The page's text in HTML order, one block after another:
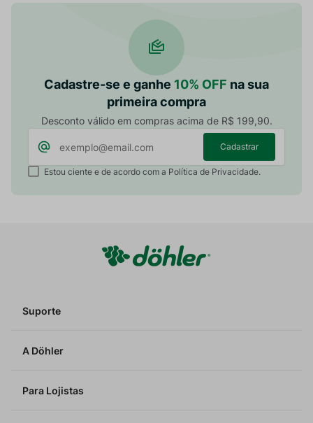
Cadastre-se e ganhe 10% OFF na sua
primeira compra
Desconto válido em compras acima de R$ 199,90.
Cadastrar
Estou ciente e de acordo com a Política de Privacidade.
Suporte
A Döhler
Para Lojistas